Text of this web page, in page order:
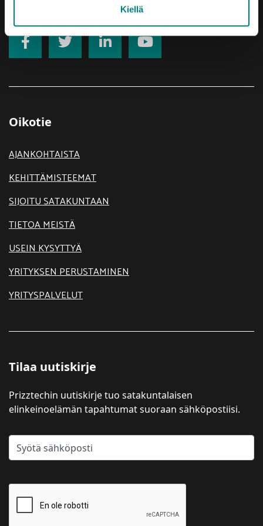
Kiellä
Oikotie
AJANKOHTAISTA
KEHITTÄMISTEEMAT
SIJOITU SATAKUNTAAN
TIETOA MEISTÄ
USEIN KYSYTTYÄ
YRITYKSEN PERUSTAMINEN
YRITYSPALVELUT
Tilaa uutiskirje
Prizztechin uutiskirje tuo satakuntalaisen
elinkeinoelämän tapahtumat suoraan sähköpostiisi.